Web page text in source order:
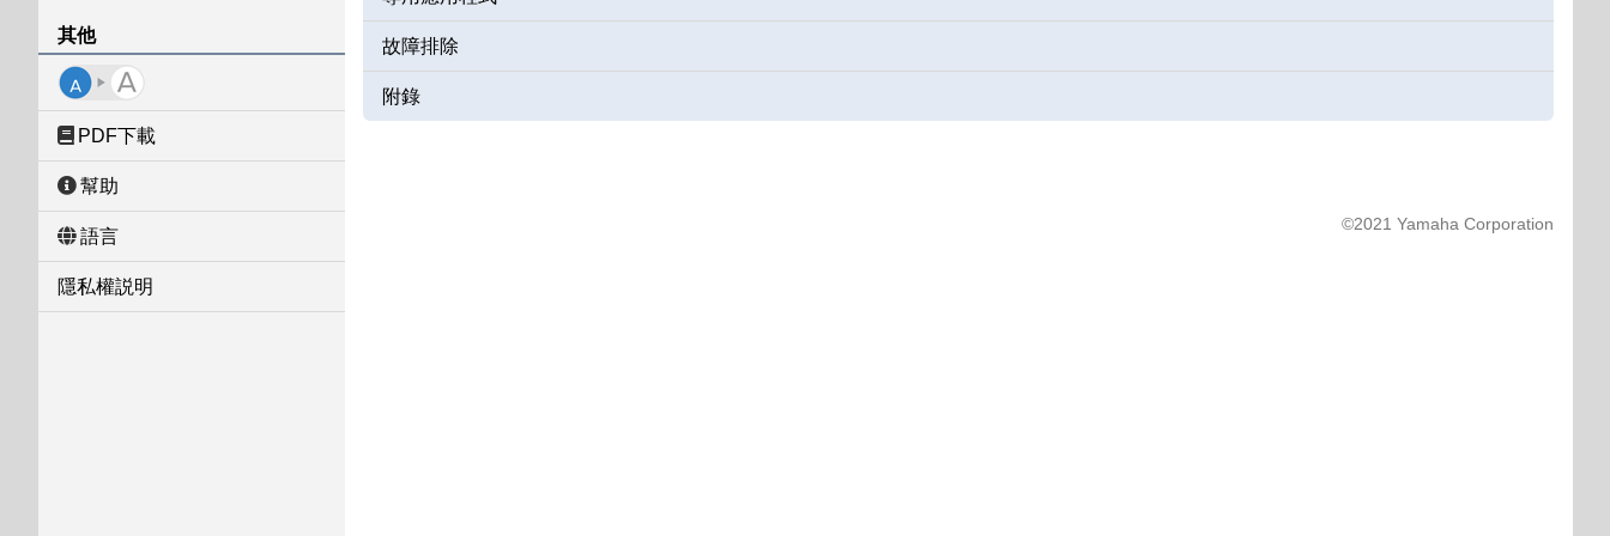
其他
PDF下載
幫助
語言
隱私權説明
故障排除
附錄
©2021 Yamaha Corporation